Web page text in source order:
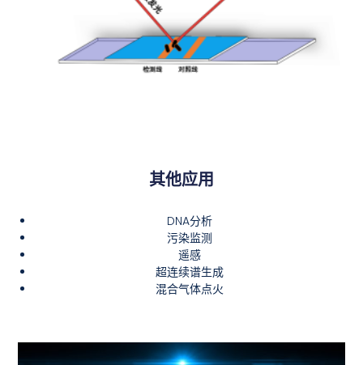
其他应用
DNA分析
污染监测
遥感
超连续谱生成
混合气体点火